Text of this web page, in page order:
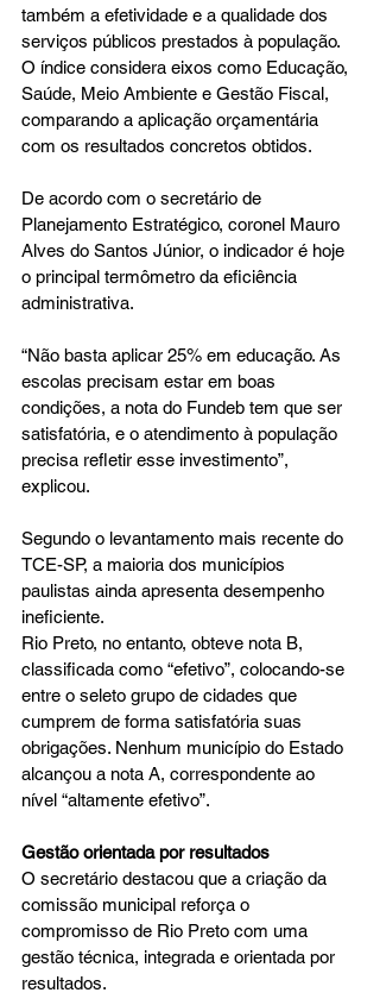
também a efetividade e a qualidade dos
serviços públicos prestados à população.
O índice considera eixos como Educação,
Saúde, Meio Ambiente e Gestão Fiscal,
comparando a aplicação orçamentária
com os resultados concretos obtidos.
De acordo com o secretário de
Planejamento Estratégico, coronel Mauro
Alves do Santos Júnior, o indicador é hoje
o principal termômetro da eficiência
administrativa.
“Não basta aplicar 25% em educação. As
escolas precisam estar em boas
condições, a nota do Fundeb tem que ser
satisfatória, e o atendimento à população
precisa refletir esse investimento”,
explicou.
Segundo o levantamento mais recente do
TCE-SP, a maioria dos municípios
paulistas ainda apresenta desempenho
ineficiente.
Rio Preto, no entanto, obteve nota B,
classificada como “efetivo”, colocando-se
entre o seleto grupo de cidades que
cumprem de forma satisfatória suas
obrigações. Nenhum município do Estado
alcançou a nota A, correspondente ao
nível “altamente efetivo”.
Gestão orientada por resultados
O secretário destacou que a criação da
comissão municipal reforça o
compromisso de Rio Preto com uma
gestão técnica, integrada e orientada por
resultados.